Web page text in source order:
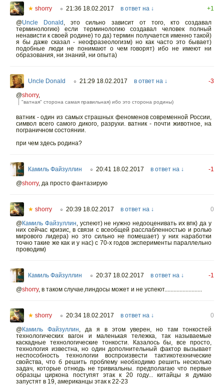
★ shorry ○ 21:36 18.02.2017 в ответ на ↓
+1
@Uncle Donald ,это сильно зависит от того, кто создавал
терминологию) если терминологию создавал человек полный
ненависти к своей родине) то да) термин получается именно такой)
я бы даже сказал - неофразеологизм) но как часто это бывает)
подобные люди не понимают о чем говорят) ибо не имеют ни
образования, ни знаний, ни опыта)
Uncle Donald ○ 21:29 18.02.2017 в ответ на ↓
-3
@shorry,
"ватная" сторона самая правильная) ибо это сторона родины)
ватник - один из самых страшных феноменов современной России,
символ всего самого дикого, разрухи. ватник - почти животное, на
пограничном состоянии.
при чем здесь родина?
Камиль Файзуллин ○ 20:41 18.02.2017 в ответ на ↓
-1
@shorry, да просто фантазирую
★ shorry ○ 20:39 18.02.2017 в ответ на ↓
0
@Камиль Файзуллин, успеют) не нужно недооценивать их впк) да у
них сейчас кризис, в связи с всеобщей расслабленностью и ролью
мирового лидера) но это сильно не помешает) у них наработки
точно такие же как и у нас) с 70-х годов эксперименты параллельно
проводим)
Камиль Файзуллин ○ 20:37 18.02.2017 в ответ на ↓
-1
@shorry, в таком случае,пиндосы может и не успеют.........................
★ shorry ○ 20:34 18.02.2017 в ответ на ↓
0
@Камиль Файзуллин, да я в этом уверен, но там тонкостей
технологических вагон и маленькая тележка, так называемые
каскадные технологические тонкости. Казалось бы, все просто,
технология известна, но один дополнительный фактор вызывает
неспособность технологии воспроизвести тактикотехнические
свойства, что б решить проблему необходимо решить несколько
задач, которые отнюдь не тривиальны. предполагаю что первые
образцы циркона поступят этак к 20 году... китайцы я думаю
запустят в 19, американцы этак к 22-23